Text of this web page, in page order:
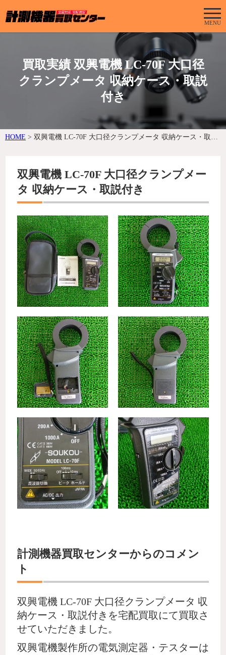
MENU
買取実績 双興電機 LC-70F 大口径
クランプメータ 収納ケース・取説
付き
HOME > 双興電機 LC-70F 大口径クランプメータ 収納ケース・取説付き
双興電機 LC-70F 大口径クランプメー
タ 収納ケース・取説付き
計測機器買取センターからのコメン
ト
双興電機 LC-70F 大口径クランプメータ 収
納ケース・取説付きを宅配買取にて買取さ
せていただきました。
双興電機製作所の電気測定器・テスターは